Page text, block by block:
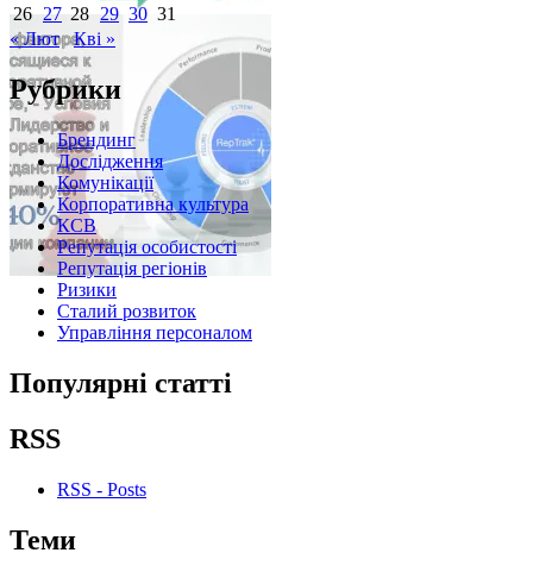
26 27 28 29 30 31
« Лют
Кві »
Рубрики
Брендинг
Дослідження
Комунікації
Корпоративна культура
КСВ
Репутація особистості
Репутація регіонів
Ризики
Сталий розвиток
Управління персоналом
Популярні статті
RSS
RSS - Posts
Теми